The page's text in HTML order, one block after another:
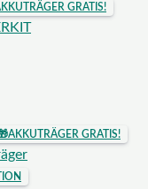
GRATIS!
AKKUTRÄGER GRATIS!